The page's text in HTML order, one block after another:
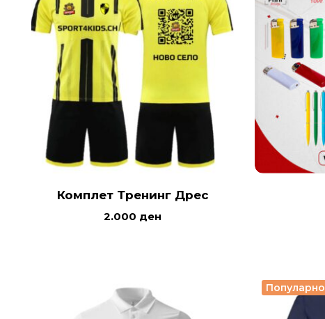
Комплет Тренинг Дрес
2.000 ден
Популарно